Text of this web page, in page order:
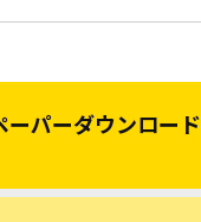
ーパーダウンロード